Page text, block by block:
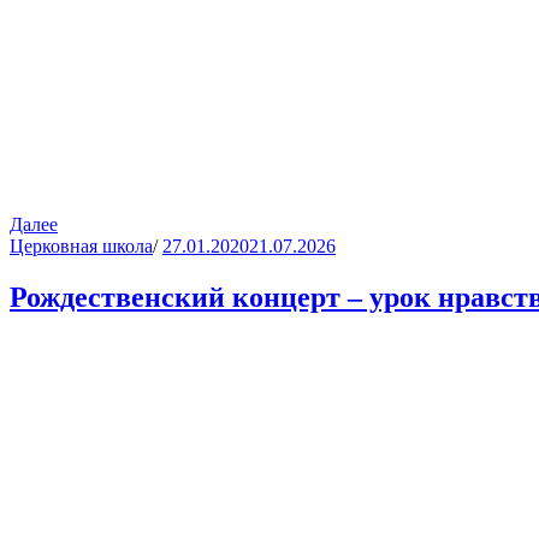
Далее
Церковная школа/ 27.01.202021.07.2026
Рождественский концерт – урок